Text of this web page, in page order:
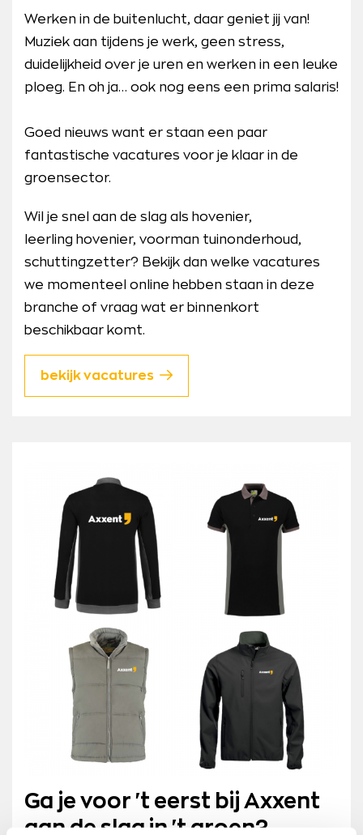
Werken in de buitenlucht, daar geniet jij van!
Muziek aan tijdens je werk, geen stress,
duidelijkheid over je uren en werken in een leuke
ploeg. En oh ja… ook nog eens een prima salaris!
Goed nieuws want er staan een paar
fantastische vacatures voor je klaar in de
groensector.
Wil je snel aan de slag als hovenier,
leerling hovenier, voorman tuinonderhoud,
schuttingzetter? Bekijk dan welke vacatures
we momenteel online hebben staan in deze
branche of vraag wat er binnenkort
beschikbaar komt.
bekijk vacatures
Ga je voor 't eerst bij Axxent
aan de slag in 't groen?